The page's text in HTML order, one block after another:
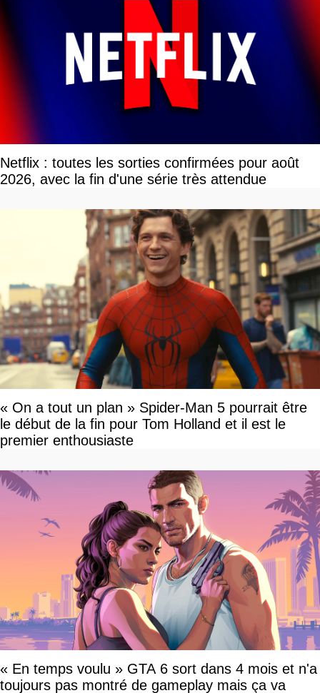
Netflix : toutes les sorties confirmées pour août
2026, avec la fin d'une série très attendue
« On a tout un plan » Spider-Man 5 pourrait être
le début de la fin pour Tom Holland et il est le
premier enthousiaste
« En temps voulu » GTA 6 sort dans 4 mois et n'a
toujours pas montré de gameplay mais ça va